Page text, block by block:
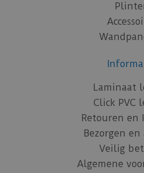
Laminaat
Click PVC
Retouren en
Bezorgen
Veilig
Algemene